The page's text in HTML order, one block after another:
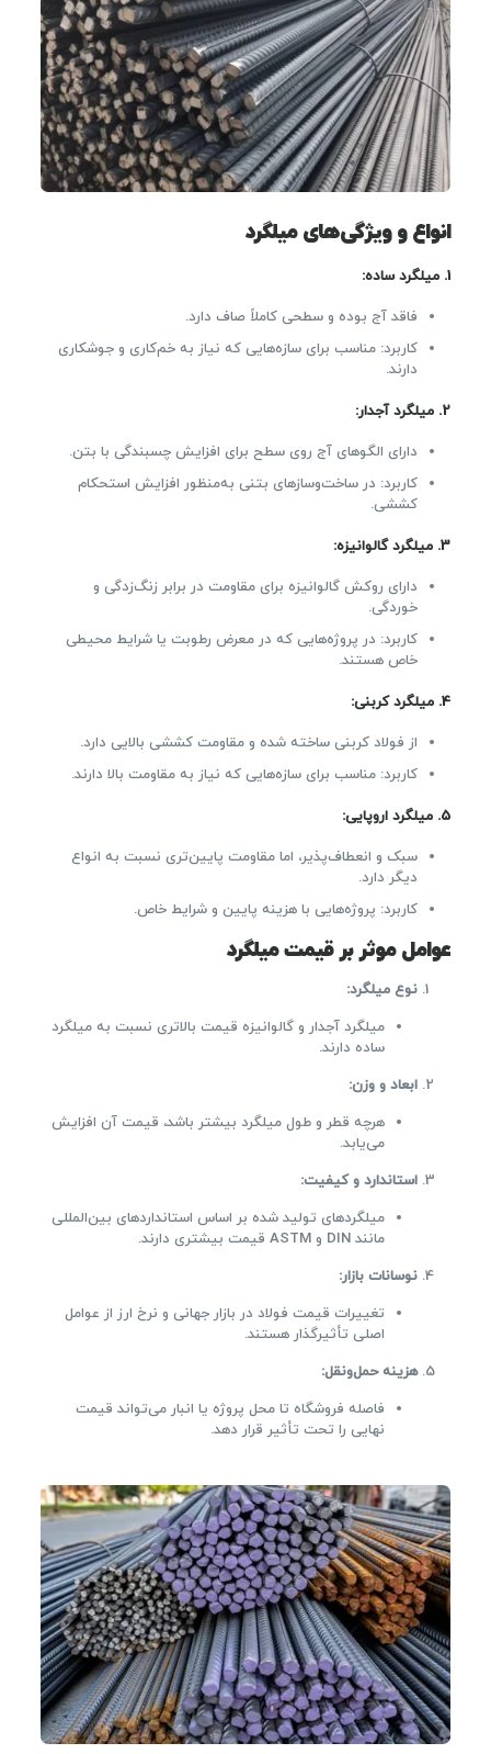
انواع و ویژگی‌های میلگرد
1. میلگرد ساده:
فاقد آج بوده و سطحی کاملاً صاف دارد.
کاربرد: مناسب برای سازه‌هایی که نیاز به خم‌کاری و جوشکاری
دارند.
2. میلگرد آجدار:
دارای الگوهای آج روی سطح برای افزایش چسبندگی با بتن.
کاربرد: در ساخت‌وسازهای بتنی به‌منظور افزایش استحکام
کششی.
3. میلگرد گالوانیزه:
دارای روکش گالوانیزه برای مقاومت در برابر زنگ‌زدگی و
خوردگی.
کاربرد: در پروژه‌هایی که در معرض رطوبت یا شرایط محیطی
خاص هستند.
4. میلگرد کربنی:
از فولاد کربنی ساخته شده و مقاومت کششی بالایی دارد.
کاربرد: مناسب برای سازه‌هایی که نیاز به مقاومت بالا دارند.
5. میلگرد اروپایی:
سبک و انعطاف‌پذیر، اما مقاومت پایین‌تری نسبت به انواع
دیگر دارد.
کاربرد: پروژه‌هایی با هزینه پایین و شرایط خاص.
عوامل موثر بر قیمت میلگرد
نوع میلگرد:
میلگرد آجدار و گالوانیزه قیمت بالاتری نسبت به میلگرد
ساده دارند.
ابعاد و وزن:
هرچه قطر و طول میلگرد بیشتر باشد، قیمت آن افزایش
می‌یابد.
استاندارد و کیفیت:
میلگردهای تولید شده بر اساس استانداردهای بین‌المللی
مانند DIN و ASTM قیمت بیشتری دارند.
نوسانات بازار:
تغییرات قیمت فولاد در بازار جهانی و نرخ ارز از عوامل
اصلی تأثیرگذار هستند.
هزینه حمل‌ونقل:
فاصله فروشگاه تا محل پروژه یا انبار می‌تواند قیمت
نهایی را تحت تأثیر قرار دهد.